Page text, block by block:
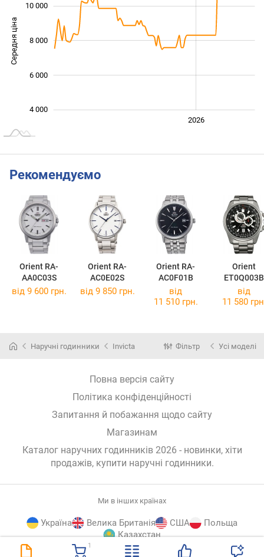
1
Середня ціна 10 000
4 000
6 000
8 000
10 000
2026
Рекомендуємо
Orient RA-
AA0C03S
Orient RA-
AC0E02S
Orient RA-
AC0F01B
Orient
ET0Q003B
від 9 600 грн. від 9 850 грн.
від
11 510 грн.
від
11 580
Наручні годинники Invicta Фільтр Усі моделі
Повна версія сайту
Політика конфіденційності
Запитання й побажання щодо сайту
Магазинам
Каталог наручних годинників 2026 - новинки, хіти
продажів, купити наручні годинники.
Ми в інших країнах
Україна Велика Британія США
Польща
Казахстан